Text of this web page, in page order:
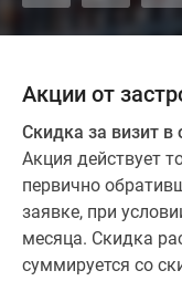
Акции от
Скидка за визит в
Акция действует
первично
заявке, при
месяца. Скидка
суммируется со